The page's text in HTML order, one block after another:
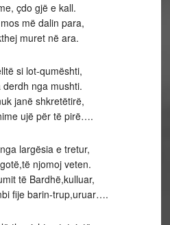
çdo gjë e kall.
më dalin para,
muret në ara.
si lot-qumështi,
nga mushti.
janë shkretëtirë,
ujë për të pirë….
largësia e tretur,
njomoj veten.
të Bardhë,kulluar,
fije barin-trup,uruar….